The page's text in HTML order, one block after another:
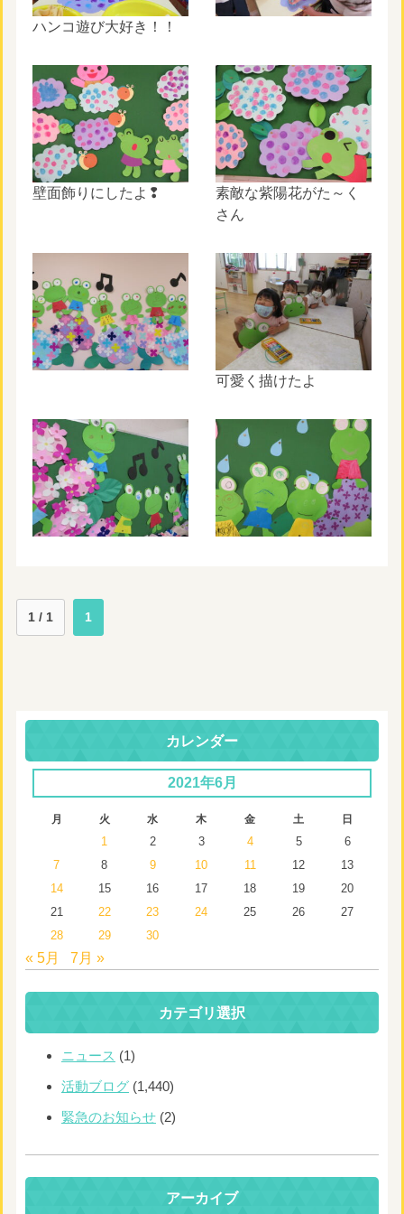
ハンコ遊び大好き！！
壁面飾りにしたよ❢
素敵な紫陽花がた～く
さん
可愛く描けたよ
1 / 1 1
カレンダー
2021年6月
月 火 水 木 金 土 日
1 2 3 4 5
6
7
8 9 10 11 12
13
14
15 16 17 18 19
20
21
22 23 24 25 26
27
28
29 30
« 5月 7月 »
カテゴリ選択
ニュース (1)
活動ブログ (1,440)
緊急のお知らせ (2)
アーカイブ